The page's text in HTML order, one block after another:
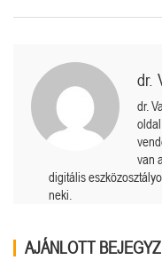
dr.
dr.
van
digitális
neki.
AJÁNLOTT